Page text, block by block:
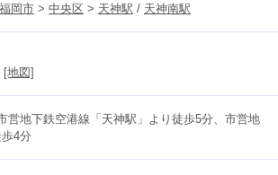
福岡市 > 中央区 > 天神駅 / 天神南駅
[地図]
営地下鉄空港線「天神駅」より徒歩5分、市営地
4分